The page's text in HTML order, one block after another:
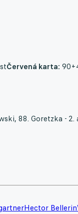
Červená karta:
88. Goretzka - 2.
Hector Bellerin